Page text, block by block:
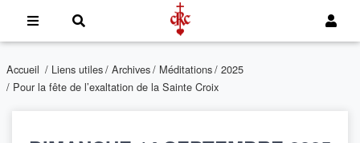
Accueil / Liens utiles/ Archives/ Méditations/ 2025
/ Pour la fête de l’exaltation de la Sainte Croix